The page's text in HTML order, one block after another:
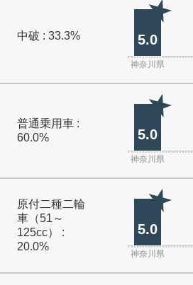
中破 : 33.3% 5.0
神奈川県
普通乗用車 :
60.0%
5.0
神奈川県
原付二種二輪
車（51～
125cc） :
20.0%
5.0
神奈川県